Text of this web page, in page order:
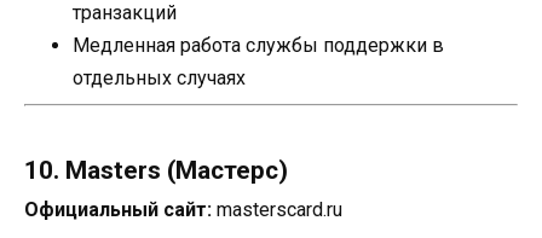
транзакций
Медленная работа службы поддержки в
отдельных случаях
10. Masters (Мастерс)
Официальный сайт: masterscard.ru